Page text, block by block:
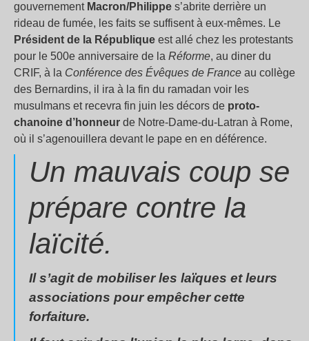
gouvernement Macron/Philippe s’abrite derrière un
rideau de fumée, les faits se suffisent à eux-mêmes. Le
Président de la République est allé chez les protestants
pour le 500e anniversaire de la Réforme, au diner du
CRIF, à la Conférence des Évêques de France au collège
des Bernardins, il ira à la fin du ramadan voir les
musulmans et recevra fin juin les décors de proto-
chanoine d’honneur de Notre-Dame-du-Latran à Rome,
où il s’agenouillera devant le pape en en déférence.
Un mauvais coup se
prépare contre la
laïcité.
Il s’agit de mobiliser les laïques et leurs
associations pour empêcher cette
forfaiture.